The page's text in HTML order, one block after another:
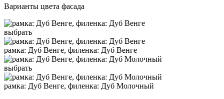
Варианты цвета фасада
выбрать
рамка: Дуб Венге, филенка: Дуб Венге
выбрать
рамка: Дуб Венге, филенка: Дуб Молочный